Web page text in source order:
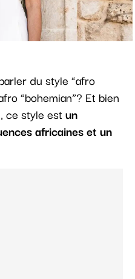
du style “afro
“bohemian”? Et bien
ce style est un
africaines et un